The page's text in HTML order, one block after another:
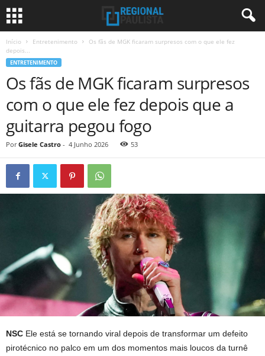
Início Entretenimento
Os fãs de MGK ficaram surpresos com o que ele fez
depois...
ENTRETENIMENTO
Os fãs de MGK ficaram surpresos
com o que ele fez depois que a
guitarra pegou fogo
Por Gisele Castro - 4 Junho 2026 53
NSC Ele está se tornando viral depois de transformar um defeito
pirotécnico no palco em um dos momentos mais loucos da turnê